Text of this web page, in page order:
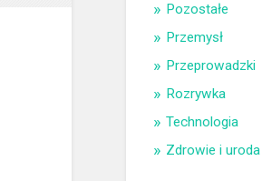
Pozostałe
Przemysł
Przeprowadzki
Rozrywka
Technologia
Zdrowie i uroda